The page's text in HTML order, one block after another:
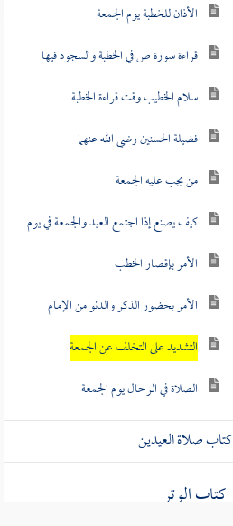
الأذان للخطبة يوم الجمعة
قراءة سورة ص في الخطبة والسجود فيها
سلام الخطيب وقت قراءة الخطبة
فضيلة الحسنين رضي الله عنهما
من يجب عليه الجمعة
كيف يصنع إذا اجتمع العيد والجمعة في يوم
الأمر بإقصار الخطب
الأمر بحضور الذكر والدنو من الإمام
التشديد على التخلف عن الجمعة
الصلاة في الرحال يوم الجمعة
كتاب صلاة العيدين
كتاب الوتر